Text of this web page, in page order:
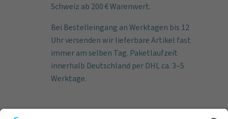
Schweiz ab 200 € Warenwert.
Bei Bestelleingang an Werktagen bis 12
Uhr versenden wir lieferbare Artikel fast
immer am selben Tag. Paketlaufzeit
innerhalb Deutschland per DHL ca. 3–5
Werktage.